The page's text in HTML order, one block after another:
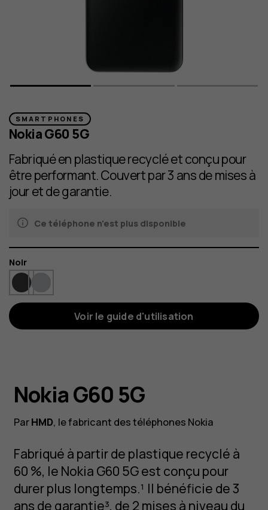
SMARTPHONES
Nokia G60 5G
Fabriqué en plastique recyclé et conçu pour
être performant. Couvert par 3 ans de mises à
jour et de garantie.
Ce téléphone n'est plus disponible
Couleur
Noir
Voir le guide d'utilisation
Nokia G60 5G
ParHMD, le fabricant des téléphones Nokia
Fabriqué à partir de plastique recyclé à
60 %, le Nokia G60 5G est conçu pour
durer plus longtemps.¹ Il bénéficie de 3
ans de garantie³, de 2 mises à niveau du